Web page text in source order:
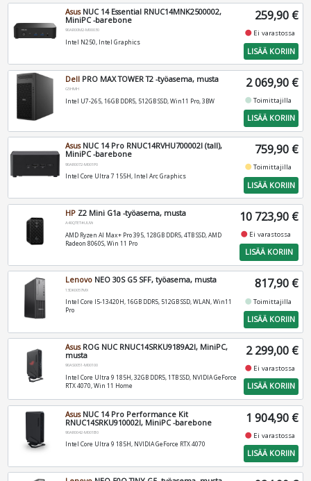
AsusNUC 14 Essential RNUC14MNK2500002,
MiniPC -barebone
90AR00M2-M00030
Intel N250, Intel Graphics
259,90 €
fiber_manual_record Ei varastossa
LISÄÄ KORIIN
Dell PRO MAX TOWER T2 -työasema, musta
G5HMH
Intel U7-265, 16GB DDR5, 512GB SSD, Win11 Pro, 3BW
2 069,90 €
fiber_manual_recordToimittajilla
LISÄÄ KORIIN
AsusNUC 14 Pro RNUC14RVHU700002I (tall),
MiniPC -barebone
90AR0072-M001P0
Intel Core Ultra 7 155H, Intel Arc Graphics
759,90 €
fiber_manual_recordToimittajilla
LISÄÄ KORIIN
HP Z2 Mini G1a -työasema, musta
A40QTET#UUW
AMD Ryzen AI Max+ Pro 395, 128GB DDR5, 4TB SSD, AMD
Radeon 8060S, Win 11 Pro
10 723,90 €
fiber_manual_record Ei varastossa
LISÄÄ KORIIN
Lenovo NEO 30S G5 SFF, työasema, musta
13DK0057MX
Intel Core I5-13420H, 16GB DDR5, 512GB SSD, WLAN, Win11
Pro
817,90 €
fiber_manual_recordToimittajilla
LISÄÄ KORIIN
AsusROG NUC RNUC14SRKU9189A2I, MiniPC,
musta
90AS0051-M00100
Intel Core Ultra 9 185H, 32GB DDR5, 1TB SSD, NVIDIA GeForce
RTX 4070, Win 11 Home
2 299,00 €
fiber_manual_record Ei varastossa
LISÄÄ KORIIN
AsusNUC 14 Pro Performance Kit
RNUC14SRKU910002I, MiniPC -barebone
90AR0042-M001B0
Intel Core Ultra 9 185H, NVIDIA GeForce RTX 4070
1 904,90 €
fiber_manual_record Ei varastossa
LISÄÄ KORIIN